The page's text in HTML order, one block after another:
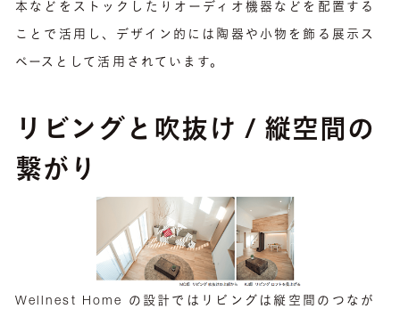
本などをストックしたりオーディオ機器などを配置する
ことで活用し、デザイン的には陶器や小物を飾る展示ス
ペースとして活用されています。
リビングと吹抜け / 縦空間の
繋がり
Wellnest Home の設計ではリビングは縦空間のつなが